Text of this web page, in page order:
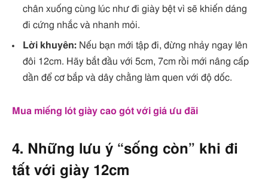
chân xuống cùng lúc như đi giày bệt vì sẽ khiến dáng
đi cứng nhắc và nhanh mỏi.
Lời khuyên: Nếu bạn mới tập đi, đừng nhảy ngay lên
đôi 12cm. Hãy bắt đầu với 5cm, 7cm rồi mới nâng cấp
dần để cơ bắp và dây chằng làm quen với độ dốc.
Mua miếng lót giày cao gót với giá ưu đãi
4. Những lưu ý “sống còn” khi đi
tất với giày 12cm